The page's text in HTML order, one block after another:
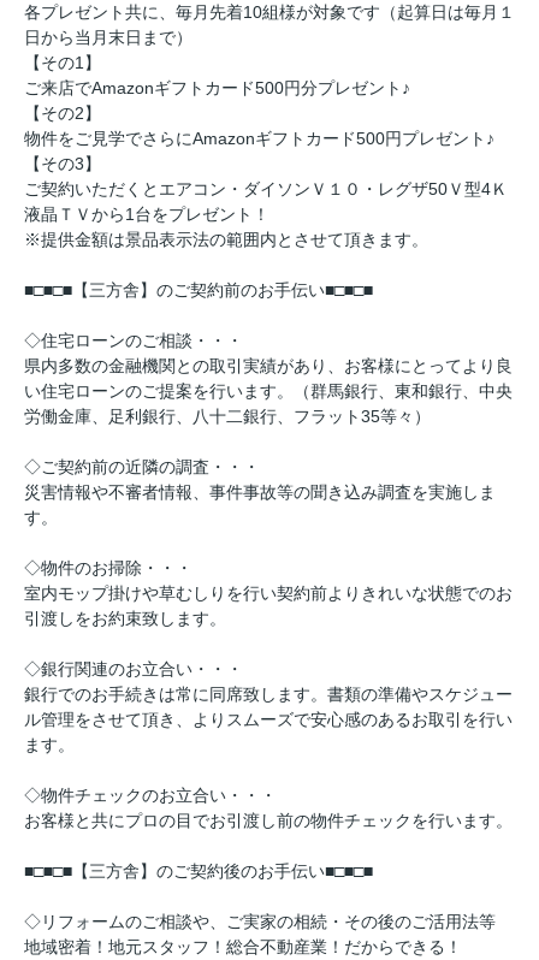
各プレゼント共に、毎月先着10組様が対象です（起算日は毎月１
日から当月末日まで）
【その1】
ご来店でAmazonギフトカード500円分プレゼント♪
【その2】
物件をご見学でさらにAmazonギフトカード500円プレゼント♪
【その3】
ご契約いただくとエアコン・ダイソンＶ１０・レグザ50Ｖ型4Ｋ
液晶ＴＶから1台をプレゼント！
※提供金額は景品表示法の範囲内とさせて頂きます。
■□■□■【三方舎】のご契約前のお手伝い■□■□■
◇住宅ローンのご相談・・・
県内多数の金融機関との取引実績があり、お客様にとってより良
い住宅ローンのご提案を行います。（群馬銀行、東和銀行、中央
労働金庫、足利銀行、八十二銀行、フラット35等々）
◇ご契約前の近隣の調査・・・
災害情報や不審者情報、事件事故等の聞き込み調査を実施しま
す。
◇物件のお掃除・・・
室内モップ掛けや草むしりを行い契約前よりきれいな状態でのお
引渡しをお約束致します。
◇銀行関連のお立合い・・・
銀行でのお手続きは常に同席致します。書類の準備やスケジュー
ル管理をさせて頂き、よりスムーズで安心感のあるお取引を行い
ます。
◇物件チェックのお立合い・・・
お客様と共にプロの目でお引渡し前の物件チェックを行います。
■□■□■【三方舎】のご契約後のお手伝い■□■□■
◇リフォームのご相談や、ご実家の相続・その後のご活用法等
地域密着！地元スタッフ！総合不動産業！だからできる！